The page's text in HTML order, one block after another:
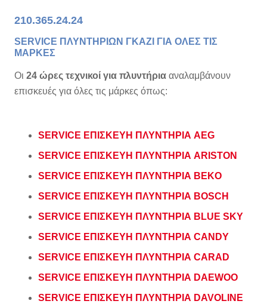
210.365.24.24
SERVICE ΠΛΥΝΤΗΡΙΩΝ ΓΚΑΖΙ ΓΙΑ ΟΛΕΣ ΤΙΣ
ΜΑΡΚΕΣ
Οι 24 ώρες τεχνικοί για πλυντήρια αναλαμβάνουν
επισκευές για όλες τις μάρκες όπως:
SERVICE ΕΠΙΣΚΕΥΗ ΠΛΥΝΤΗΡΙΑ AEG
SERVICE ΕΠΙΣΚΕΥΗ ΠΛΥΝΤΗΡΙΑ ARISTON
SERVICE ΕΠΙΣΚΕΥΗ ΠΛΥΝΤΗΡΙΑ BEKO
SERVICE ΕΠΙΣΚΕΥΗ ΠΛΥΝΤΗΡΙΑ BOSCH
SERVICE ΕΠΙΣΚΕΥΗ ΠΛΥΝΤΗΡΙΑ BLUE SKY
SERVICE ΕΠΙΣΚΕΥΗ ΠΛΥΝΤΗΡΙΑ CANDY
SERVICE ΕΠΙΣΚΕΥΗ ΠΛΥΝΤΗΡΙΑ CARAD
SERVICE ΕΠΙΣΚΕΥΗ ΠΛΥΝΤΗΡΙΑ DAEWOO
SERVICE ΕΠΙΣΚΕΥΗ ΠΛΥΝΤΗΡΙΑ DAVOLINE